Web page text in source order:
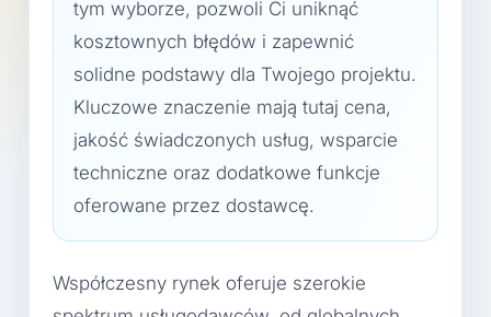
tym wyborze, pozwoli Ci uniknąć
kosztownych błędów i zapewnić
solidne podstawy dla Twojego projektu.
Kluczowe znaczenie mają tutaj cena,
jakość świadczonych usług, wsparcie
techniczne oraz dodatkowe funkcje
oferowane przez dostawcę.
Współczesny rynek oferuje szerokie